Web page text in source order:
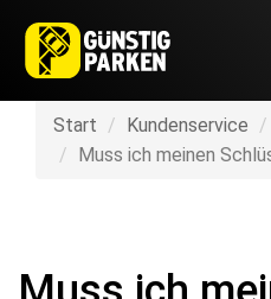
Start Kundenservice
Muss ich meinen